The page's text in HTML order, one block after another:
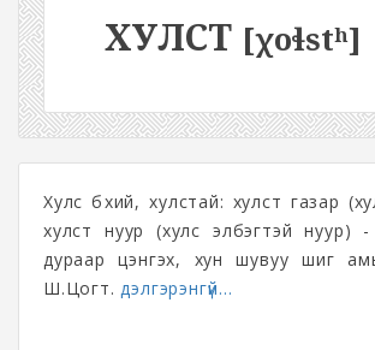
ХУЛСТ [χoɬstʰ]
Хулс бүхий, хулстай: хулст газар
хулст нуур (хулс элбэгтэй нуур)
дураар цэнгэх, хун шувуу шиг
Ш.Цогт.дэлгэрэнгүй...